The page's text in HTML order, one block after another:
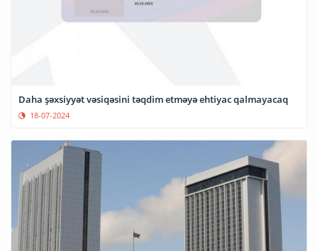
Daha şəxsiyyət vəsiqəsini təqdim etməyə ehtiyac qalmayacaq
18-07-2024